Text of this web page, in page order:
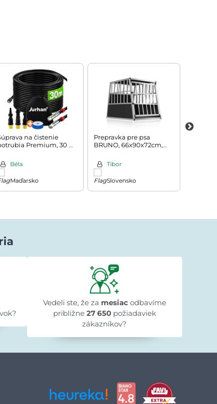
na čistenie
Premium, 30 m,
Béla
Maďarsko
Prepravka pre psa
BRUNO, 66x90x72cm,
Tibor
Slovensko
Lenka Beniaková
pred 1 dňom
★★★★★
★★★★★
★★★★★
"Objednali sme knižnicu do detskej izby,
objednávka bola vybavená rýchlo a tovar
je naozaj krásny. Ďakujeme"
Vedeli ste, že za mesiac odbavíme
približne27 650požiadaviek
zákazníkov?